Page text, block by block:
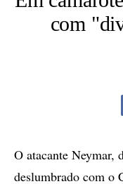
com
O atacante Neymar,
deslumbrado com o